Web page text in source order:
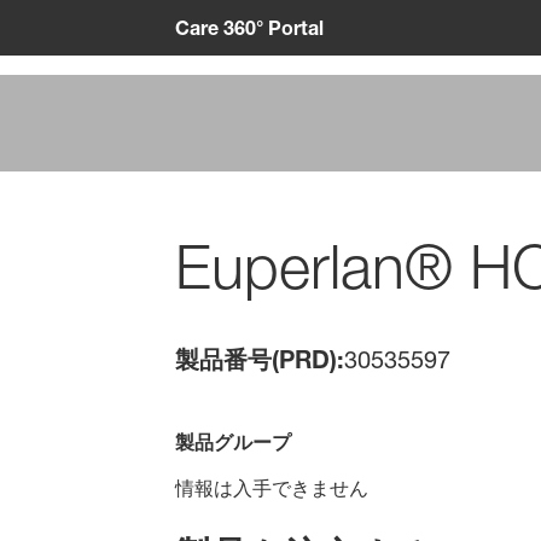
Care 360° Portal
Euperlan®
製品番号(PRD):30535597
製品グループ
情報は入手できません